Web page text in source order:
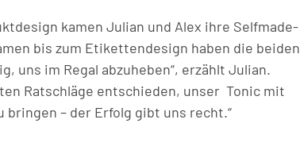
kamen Julian und Alex ihre Selfmade-
bis zum Etikettendesign haben die beiden
uns im Regal abzuheben“, erzählt Julian.
Ratschläge entschieden, unser Tonic mit
– der Erfolg gibt uns recht.“